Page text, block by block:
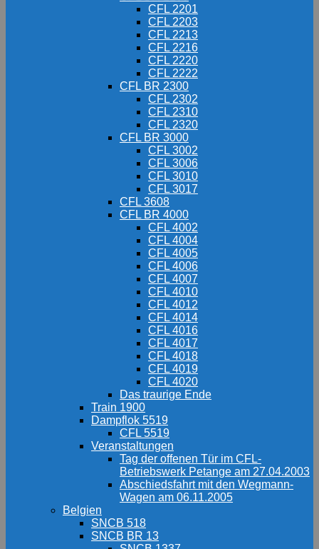
CFL 2201
CFL 2203
CFL 2213
CFL 2216
CFL 2220
CFL 2222
CFL BR 2300
CFL 2302
CFL 2310
CFL 2320
CFL BR 3000
CFL 3002
CFL 3006
CFL 3010
CFL 3017
CFL 3608
CFL BR 4000
CFL 4002
CFL 4004
CFL 4005
CFL 4006
CFL 4007
CFL 4010
CFL 4012
CFL 4014
CFL 4016
CFL 4017
CFL 4018
CFL 4019
CFL 4020
Das traurige Ende
Train 1900
Dampflok 5519
CFL 5519
Veranstaltungen
Tag der offenen Tür im CFL-
Betriebswerk Petange am 27.04.2003
Abschiedsfahrt mit den Wegmann-
Wagen am 06.11.2005
Belgien
SNCB 518
SNCB BR 13